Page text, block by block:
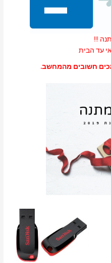
!!!
עד הבית
חשובים מהמחשב.